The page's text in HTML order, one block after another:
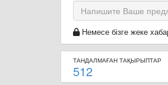
Немесе бізге жеке
ТАНДАЛМАҒАН ТАҚЫРЫПТАР
512